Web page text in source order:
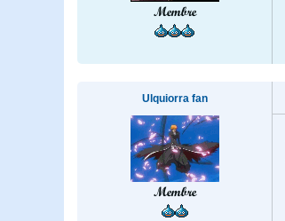
Membre
Ulquiorra fan
Membre